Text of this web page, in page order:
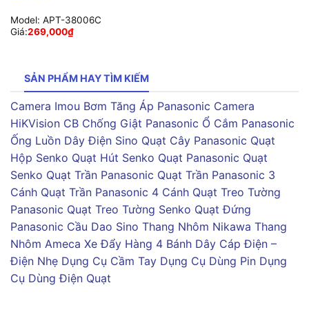
Model: APT-38006C
Giá:269,000₫
SẢN PHẨM HAY TÌM KIẾM
Camera Imou Bơm Tăng Áp Panasonic Camera
HiKVision CB Chống Giật Panasonic Ổ Cắm Panasonic
Ống Luồn Dây Điện Sino Quạt Cây Panasonic Quạt
Hộp Senko Quạt Hút Senko Quạt Panasonic Quạt
Senko Quạt Trần Panasonic Quạt Trần Panasonic 3
Cánh Quạt Trần Panasonic 4 Cánh Quạt Treo Tường
Panasonic Quạt Treo Tường Senko Quạt Đứng
Panasonic Cầu Dao Sino Thang Nhôm Nikawa Thang
Nhôm Ameca Xe Đẩy Hàng 4 Bánh Dây Cáp Điện –
Điện Nhẹ Dụng Cụ Cầm Tay Dụng Cụ Dùng Pin Dụng
Cụ Dùng Điện Quạt